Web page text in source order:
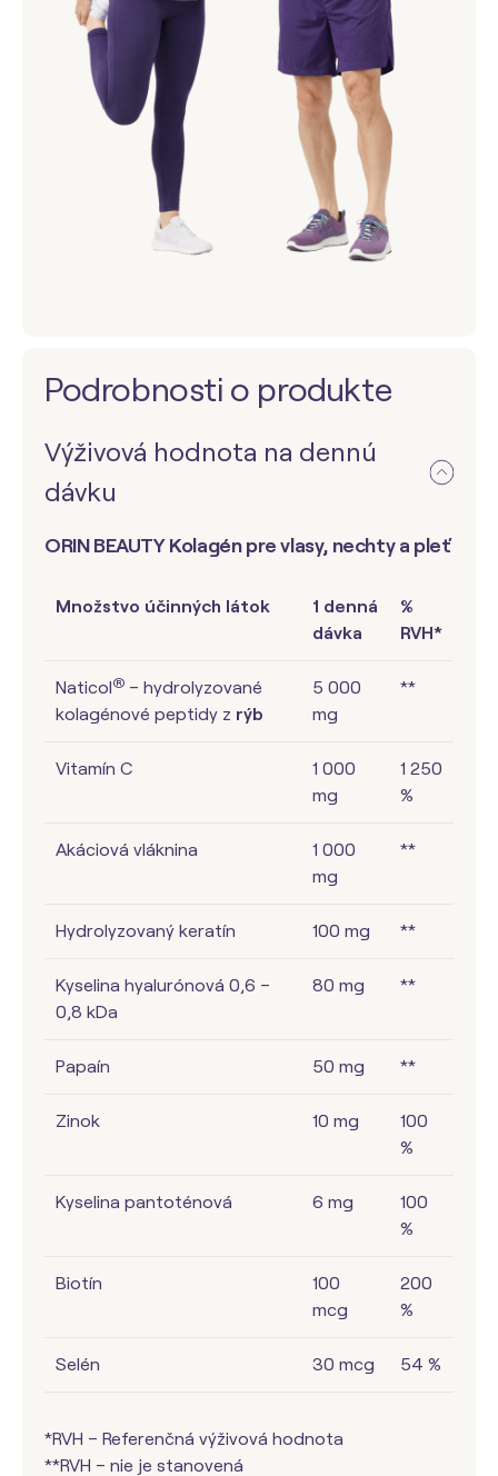
Podrobnosti o produkte
Výživová hodnota na dennú
dávku
ORIN BEAUTY Kolagén pre vlasy, nechty a pleť
Množstvo účinných látok
1 denná
dávka
%
RVH*
Naticol® – hydrolyzované
kolagénové peptidy z rýb
5 000
mg
**
Vitamín C
1 000
mg
1 250
%
Akáciová vláknina
1 000
mg
**
Hydrolyzovaný keratín 100 mg **
Kyselina hyalurónová 0,6 –
0,8 kDa
80 mg **
Papaín 50 mg **
Zinok 10 mg
100
%
Kyselina pantoténová 6 mg
100
%
Biotín
100
mcg
200
%
Selén 30 mcg 54 %
*RVH – Referenčná výživová hodnota
**RVH – nie je stanovená